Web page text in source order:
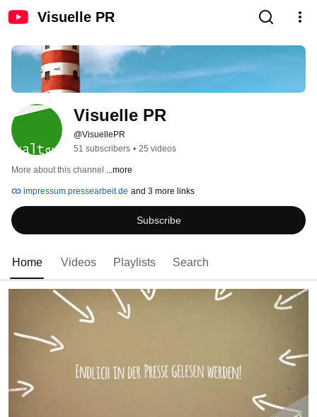
Visuelle PR
Visuelle PR
@VisuellePR
51 subscribers • 25 videos
More about this channel ...more
impressum.pressearbeit.de and 3 more links
Subscribe
Home Videos Playlists Search